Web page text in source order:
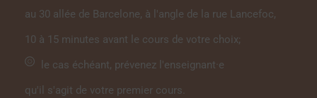
au 30 allée de Barcelone, à l'angle de la rue Lancefoc,
10 à 15 minutes avant le cours de votre choix;
le cas échéant, prévenez l'enseignant·e
qu'il s'agit de votre premier cours.